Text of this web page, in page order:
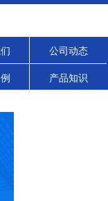
公司动态
产品知识